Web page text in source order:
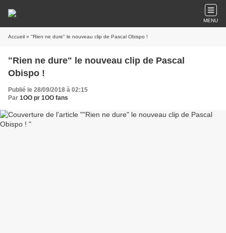
MENU
Accueil » "Rien ne dure" le nouveau clip de Pascal Obispo !
"Rien ne dure" le nouveau clip de Pascal
Obispo !
Publié le 28/09/2018 à 02:15
Par 1OO pr 1OO fans